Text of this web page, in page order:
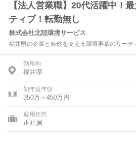
【法人営業職】20代活躍中！
ティブ！転勤無し
株式会社北陸環境サービス
福井県の企業と自然を支える環境事業のリーデ
勤務地
福井県
初年度年収
350万～450万円
雇用形態
正社員